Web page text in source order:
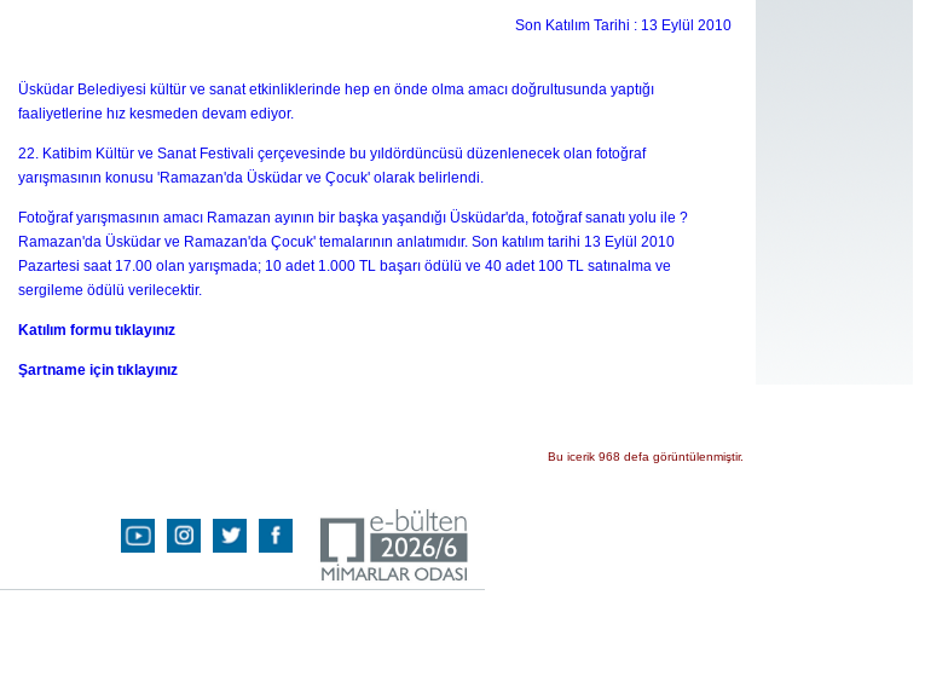
Son Katılım Tarihi : 13 Eylül 2010
Üsküdar Belediyesi kültür ve sanat etkinliklerinde hep en önde olma amacı doğrultusunda yaptığı
faaliyetlerine hız kesmeden devam ediyor.
22. Katibim Kültür ve Sanat Festivali çerçevesinde bu yıldördüncüsü düzenlenecek olan fotoğraf
yarışmasının konusu 'Ramazan'da Üsküdar ve Çocuk' olarak belirlendi.
Fotoğraf yarışmasının amacı Ramazan ayının bir başka yaşandığı Üsküdar'da, fotoğraf sanatı yolu ile ?
Ramazan'da Üsküdar ve Ramazan'da Çocuk' temalarının anlatımıdır. Son katılım tarihi 13 Eylül 2010
Pazartesi saat 17.00 olan yarışmada; 10 adet 1.000 TL başarı ödülü ve 40 adet 100 TL satınalma ve
sergileme ödülü verilecektir.
Katılım formu tıklayınız
Şartname için tıklayınız
Bu icerik 968 defa görüntülenmiştir.